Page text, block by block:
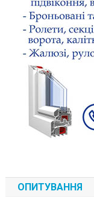
ОПИТУВАННЯ